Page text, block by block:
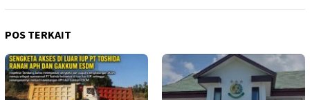
POS TERKAIT